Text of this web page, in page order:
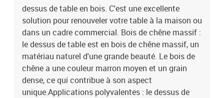
charme naturel. Ainsi, les nœuds, les fissures, les formes
légèrement incurvées et les nuances de couleur font partie du bois
de chêne. Chaque pièce présente un caractère unique. La livraison
est aléatoire, ce qui garantit l'exclusivité et l'individualité de votre
produit. Bon à savoir :En tant que produit naturel, le bois peut
présenter des nœuds et des imperfections que nous remplissons
avec des garnitures noires pour garantir un aspect lisse.Matériau :
bois de chêne massif (non traité)Dimensions totales : 80 x 40 x (2-
4)cm (L x l x é)Capacité maximale : 25,6 kgComprend 2 longs
dessus de table en bois. C'est une excellente
solution pour renouveler votre table à la maison ou
dans un cadre commercial. Bois de chêne massif :
le dessus de table est en bois de chêne massif, un
matériau naturel d'une grande beauté. Le bois de
chêne a une couleur marron moyen et un grain
dense, ce qui contribue à son aspect
unique.Applications polyvalentes : le dessus de